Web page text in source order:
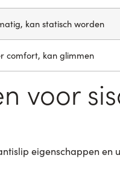
kan statisch worden
comfort, kan glimmen
voor
eigenschappen en